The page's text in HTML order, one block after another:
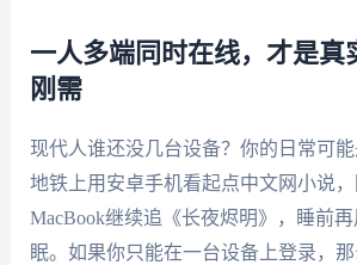
一人多端同时在线，才是真
刚需
现代人谁还没几台设备？你的日常可
地铁上用安卓手机看起点中文网小说
MacBook继续追《长夜烬明》，睡前再
眠。如果你只能在一台设备上登录，